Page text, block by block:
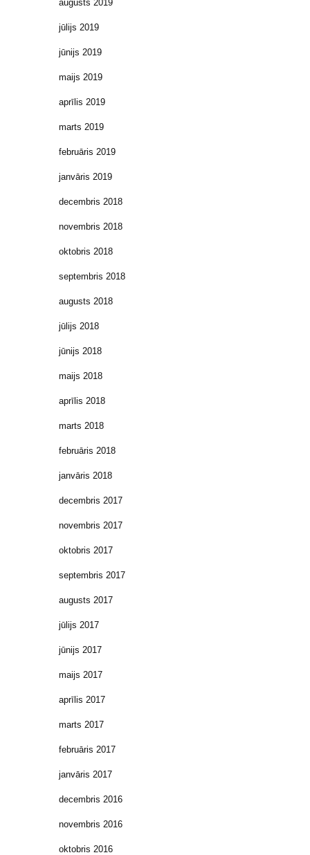
augusts 2019
jūlijs 2019
jūnijs 2019
maijs 2019
aprīlis 2019
marts 2019
februāris 2019
janvāris 2019
decembris 2018
novembris 2018
oktobris 2018
septembris 2018
augusts 2018
jūlijs 2018
jūnijs 2018
maijs 2018
aprīlis 2018
marts 2018
februāris 2018
janvāris 2018
decembris 2017
novembris 2017
oktobris 2017
septembris 2017
augusts 2017
jūlijs 2017
jūnijs 2017
maijs 2017
aprīlis 2017
marts 2017
februāris 2017
janvāris 2017
decembris 2016
novembris 2016
oktobris 2016